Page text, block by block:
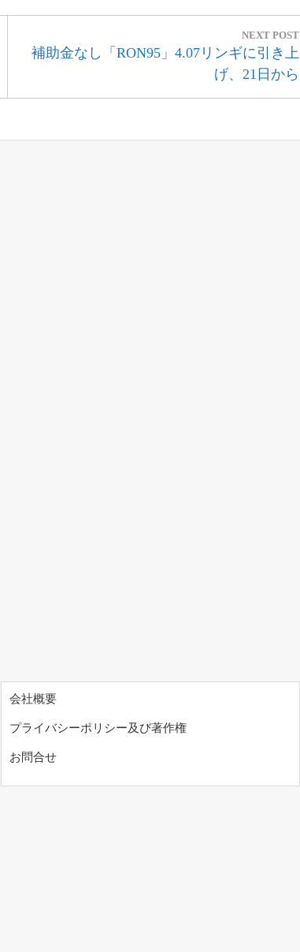
NEXT POST
Next
補助金なし「RON95」4.07リンギに引き上
げ、21日から
会社概要
プライバシーポリシー及び著作権
お問合せ